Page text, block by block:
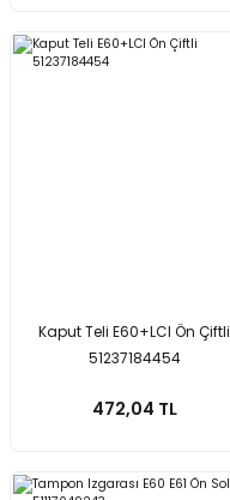
Kaput Teli E60+LCI Ön Çiftli
51237184454
472,04 TL